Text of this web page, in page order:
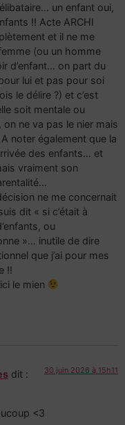
un enfant oui,
!! Acte ARCHI
et il ne me
(ou un homme
d’enfant… on part du
lui et pas pour soi
le délire ?) et c’est
soit mentale ou
on ne va pas le nier mais
noter également que la
des enfants… et
vraiment son
ne me concernait
dit « si c’était à
ou
»… inutile de dire
que j’ai pour mes
!!
le mien
dit : 30 juin 2026 à 15h11
<3